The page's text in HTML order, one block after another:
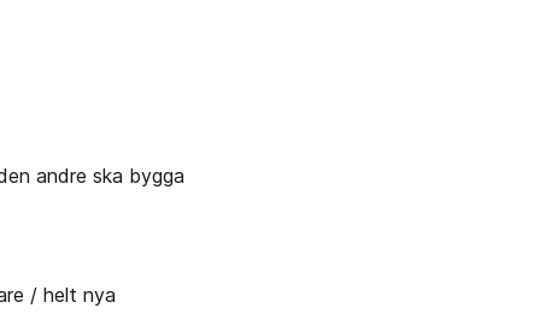
andre ska bygga
/ helt nya